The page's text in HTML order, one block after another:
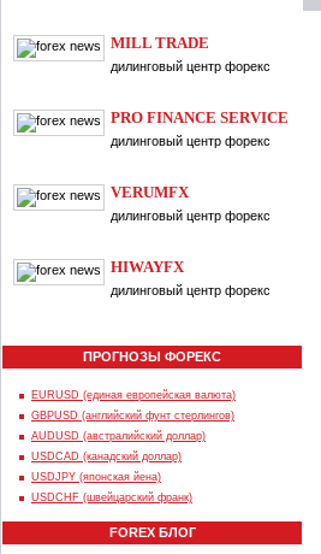
MILL TRADE
дилинговый центр форекс
PRO FINANCE SERVICE
дилинговый центр форекс
VERUMFX
дилинговый центр форекс
HIWAYFX
дилинговый центр форекс
ПРОГНОЗЫ ФОРЕКС
EURUSD (единая европейская валюта)
GBPUSD (английский фунт стерлингов)
AUDUSD (австралийский доллар)
USDCAD (канадский доллар)
USDJPY (японская йена)
USDCHF (швейцарский франк)
FOREX БЛОГ